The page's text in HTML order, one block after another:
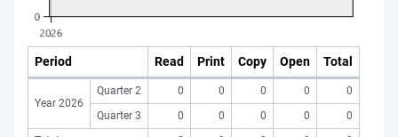
Period Read Print Copy Open Total
Year 2026
Quarter 2 0 0 0 0
0
Quarter 3
0 0 0 0
0